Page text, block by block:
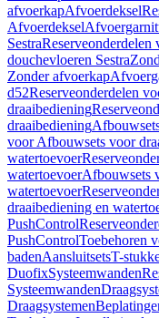
afvoerkapAfvoerdeksel
Afvoerdeksel
Sestra
douchevloeren Sestra
Zonder afvoerkap
d52Reserveonderdelen
draaibediening
draaibediening
voor Afbouwsets voor
watertoevoer
watertoevoerAfbouwsets
watertoevoer
draaibediening en
PushControl
PushControlToebehoren
badenAansluitsetsT-
DuofixSysteemwanden
Systeemwanden
Draagsystemen